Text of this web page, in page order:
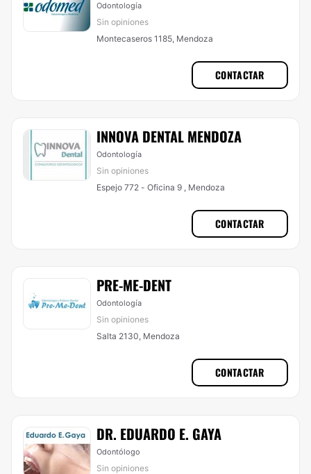
Odontología
Sin opiniones
Montecaseros 1185, Mendoza
CONTACTAR
INNOVA DENTAL MENDOZA
Odontología
Sin opiniones
Espejo 772 - Oficina 9 , Mendoza
CONTACTAR
PRE-ME-DENT
Odontología
Sin opiniones
Salta 2130, Mendoza
CONTACTAR
DR. EDUARDO E. GAYA
Odontólogo
Sin opiniones